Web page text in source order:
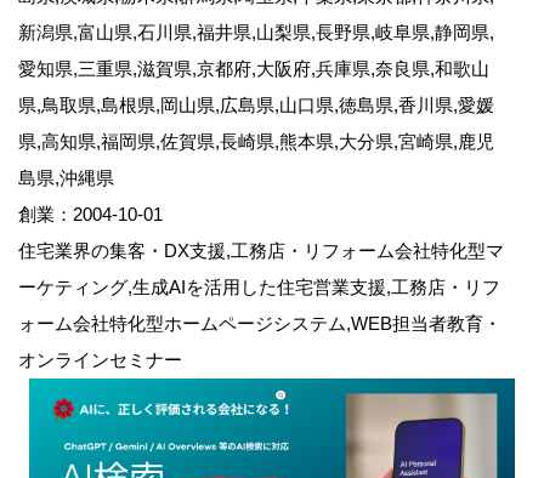
新潟県,富山県,石川県,福井県,山梨県,長野県,岐阜県,静岡県,
愛知県,三重県,滋賀県,京都府,大阪府,兵庫県,奈良県,和歌山
県,鳥取県,島根県,岡山県,広島県,山口県,徳島県,香川県,愛媛
県,高知県,福岡県,佐賀県,長崎県,熊本県,大分県,宮崎県,鹿児
島県,沖縄県
創業：2004-10-01
住宅業界の集客・DX支援,工務店・リフォーム会社特化型マ
ーケティング,生成AIを活用した住宅営業支援,工務店・リフ
ォーム会社特化型ホームページシステム,WEB担当者教育・
オンラインセミナー